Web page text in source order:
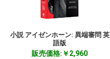
小説 アイゼンホーン: 異端審問 英
語版
販売価格:￥2,960